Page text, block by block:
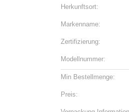
Herkunftsort:
Markenname:
Zertifizierung:
Modellnummer:
Min Bestellmenge:
Preis: